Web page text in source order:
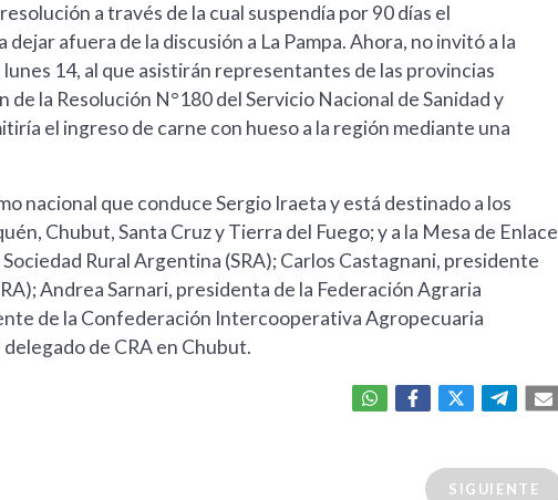
a través de la cual suspendía por 90 días el
afuera de la discusión a La Pampa. Ahora, no invitó a la
14, al que asistirán representantes de las provincias
la Resolución N°180 del Servicio Nacional de Sanidad y
el ingreso de carne con hueso a la región mediante una
nacional que conduce Sergio Iraeta y está destinado a los
Chubut, Santa Cruz y Tierra del Fuego; y a la Mesa de Enlace
Rural Argentina (SRA); Carlos Castagnani, presidente
Andrea Sarnari, presidenta de la Federación Agraria
de la Confederación Intercooperativa Agropecuaria
de CRA en Chubut.
SIGUIENTE